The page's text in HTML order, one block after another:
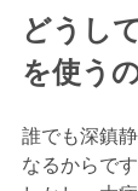
どうし
を使う
誰でも深鎮
なるからです